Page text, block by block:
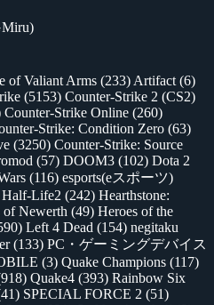
of Valiant Arms (233) Artifact (6)
(5153) Counter-Strike 2 (CS2)
Counter-Strike Online (260)
Strike: Condition Zero (63)
(3250) Counter-Strike: Source
(57) DOOM3 (102) Dota 2
(116) esports(eスポーツ)
Half-Life2 (242) Hearthstone:
of Newerth (49) Heroes of the
Left 4 Dead (154) negitaku
(133) PC・ゲーミングデバイス
(3) Quake Champions (117)
Quake4 (393) Rainbow Six
SPECIAL FORCE 2 (51)